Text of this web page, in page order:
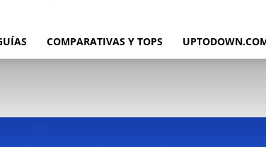
COMPARATIVAS Y TOPS